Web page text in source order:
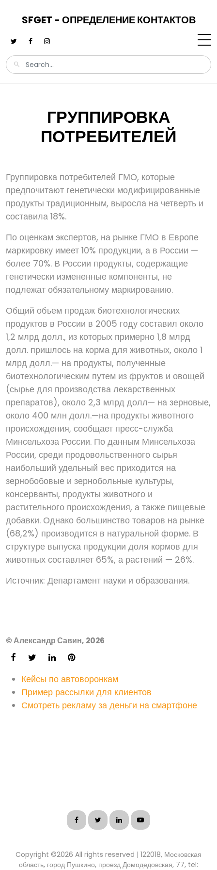
SFGET - ОПРЕДЕЛЕНИЕ КОНТАКТОВ
ГРУППИРОВКА
ПОТРЕБИТЕЛЕЙ
Группировка потребителей ГМО, которые
предпочитают генетически модифицированные
продукты традиционным, выросла на четверть и
составила 18%.
По оценкам экспертов, на рынке ГМО в Европе
маркировку имеет 10% продукции, а в России —
более 70%. В России продукты, содержащие
генетически измененные компоненты, не
подлежат обязательному маркированию.
Общий объем продаж биотехнологических
продуктов в России в 2005 году составил около
1,2 млрд долл., из которых примерно 1,8 млрд
долл. пришлось на корма для животных, около 1
млрд долл.— на продукты, полученные
биотехнологическим путем из фруктов и овощей
(сырье для производства лекарственных
препаратов), около 2,3 млрд долл— на зерновые,
около 400 млн долл.—на продукты животного
происхождения, сообщает пресс-служба
Минсельхоза России. По данным Минсельхоза
России, среди продовольственного сырья
наибольший удельный вес приходится на
зернобобовые и зернобольные культуры,
консерванты, продукты животного и
растительного происхождения, а также пищевые
добавки. Однако большинство товаров на рынке
(68,2%) производится в натуральной форме. В
структуре выпуска продукции доля кормов для
животных составляет 65%, а растений — 26%.
Источник: Департамент науки и образования.
© Александр Савин, 2026
Кейсы по автоворонкам
Пример рассылки для клиентов
Смотреть рекламу за деньги на смартфоне
Copyright ©2026 All rights reserved | 122018, Московская
область, город Пушкино, проезд Домодедовская, 77, tel: